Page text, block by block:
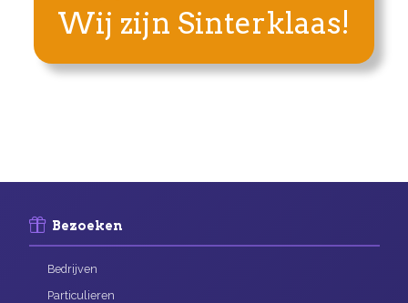
Wij zijn Sinterklaas!
Bezoeken
Bedrijven
Particulieren